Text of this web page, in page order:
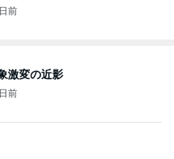
前
激変の近影
前